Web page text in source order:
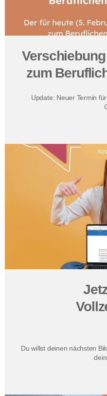
zum
Update: Neuer Termin
Du willst deinen nächsten